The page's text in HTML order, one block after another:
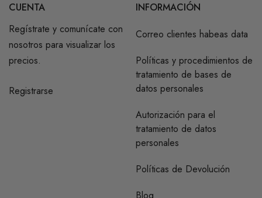
CUENTA
Regístrate y comunícate con
nosotros para visualizar los
precios.
Registrarse
INFORMACIÓN
Correo clientes habeas data
Políticas y procedimientos de
tratamiento de bases de
datos personales
Autorización para el
tratamiento de datos
personales
Políticas de Devolución